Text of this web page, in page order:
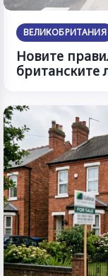
ВЕЛИКОБРИТАНИЯ
Новите
британските